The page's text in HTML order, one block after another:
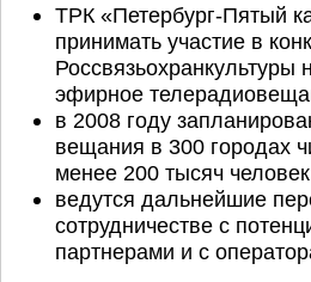
ТРК «Петербург-Пятый
принимать участие в
Россвязьохранкультуры
эфирное
в 2008 году
вещания в 300 городах
менее 200 тысяч человек
ведутся дальнейшие
сотрудничестве с
партнерами и с